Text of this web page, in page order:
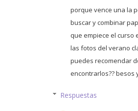
porque vence una la
buscar y combinar
que empiece el curso
las fotos del verano
puedes recomendar
encontrarlos?? besos
Respuestas